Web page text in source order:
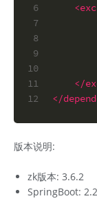
6
7
8
9
10
11
12
<
</
</
版本说明:
zk版本: 3.6.2
SpringBoot: